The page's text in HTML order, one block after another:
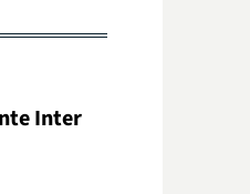
Inter